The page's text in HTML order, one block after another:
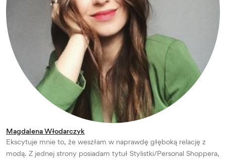
Magdalena Włodarczyk
Ekscytuje mnie to, że weszłam w naprawdę głęboką relację z
modą. Z jednej strony posiadam tytuł Stylistki/Personal Shoppera,